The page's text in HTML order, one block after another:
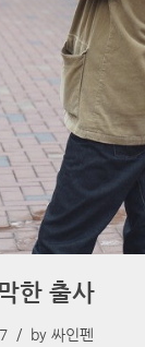
한 출사
by 싸인펜